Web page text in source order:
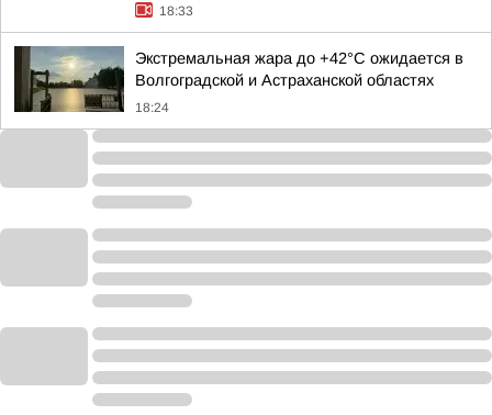
18:33
Экстремальная жара до +42°C ожидается в
Волгоградской и Астраханской областях
18:24